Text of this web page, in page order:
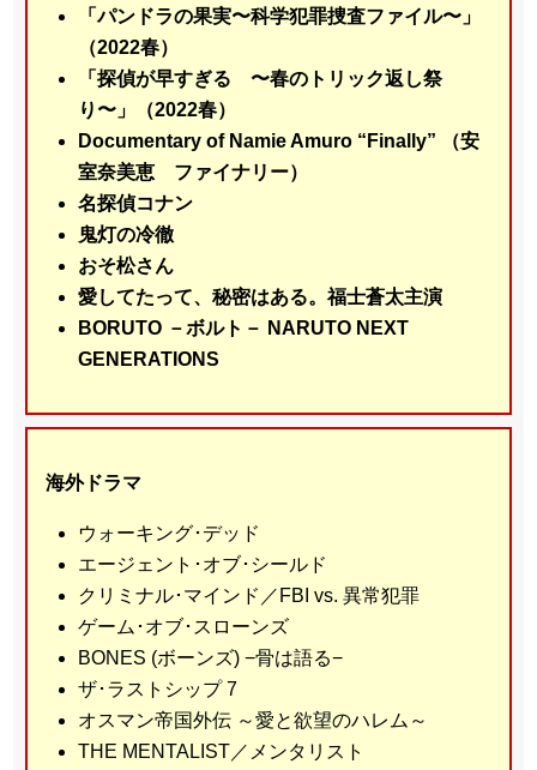
「パンドラの果実〜科学犯罪捜査ファイル〜」
（2022春）
「探偵が早すぎる 〜春のトリック返し祭
り〜」（2022春）
Documentary of Namie Amuro “Finally” （安
室奈美恵 ファイナリー）
名探偵コナン
鬼灯の冷徹
おそ松さん
愛してたって、秘密はある。福士蒼太主演
BORUTO －ボルト－ NARUTO NEXT
GENERATIONS
海外ドラマ
ウォーキング･デッド
エージェント･オブ･シールド
クリミナル･マインド／FBI vs. 異常犯罪
ゲーム･オブ･スローンズ
BONES (ボーンズ) −骨は語る−
ザ･ラストシップ 7
オスマン帝国外伝 ～愛と欲望のハレム～
THE MENTALIST／メンタリスト